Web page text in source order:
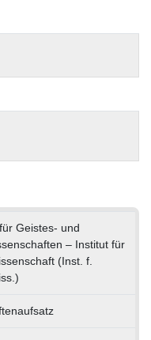
Geistes- und
– Institut für
(Inst. f.